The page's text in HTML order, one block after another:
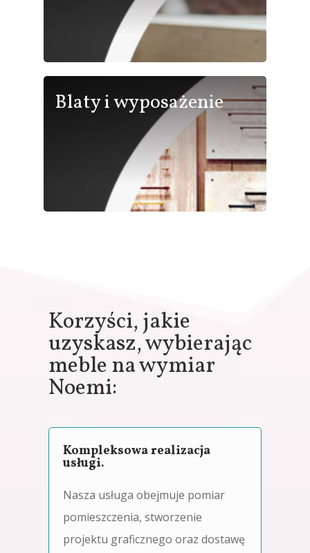
Blaty i wyposażenie
Korzyści, jakie
uzyskasz, wybierając
meble na wymiar
Noemi:
Kompleksowa realizacja
usługi.
Nasza usługa obejmuje pomiar
pomieszczenia, stworzenie
projektu graficznego oraz dostawę